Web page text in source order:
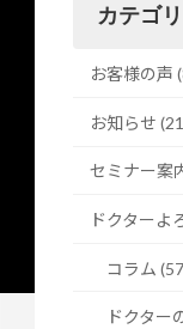
カテゴ
お客様の声
お知らせ
セミナー案
ドクターよ
コラム
ドクター